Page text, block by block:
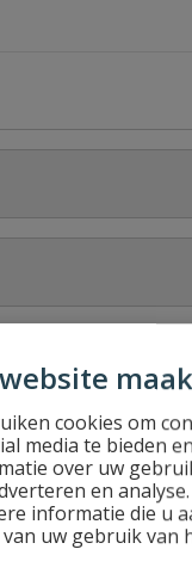
cookies om
media te bieden
over uw
en
informatie die u
uw gebruik van